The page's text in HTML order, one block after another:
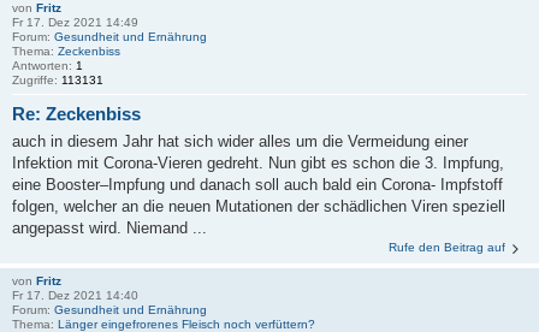
von Fritz
Fr 17. Dez 2021 14:49
Forum: Gesundheit und Ernährung
Thema: Zeckenbiss
Antworten: 1
Zugriffe: 113131
Re: Zeckenbiss
auch in diesem Jahr hat sich wider alles um die Vermeidung einer
Infektion mit Corona-Vieren gedreht. Nun gibt es schon die 3. Impfung,
eine Booster–Impfung und danach soll auch bald ein Corona- Impfstoff
folgen, welcher an die neuen Mutationen der schädlichen Viren speziell
angepasst wird. Niemand ...
Rufe den Beitrag auf
von Fritz
Fr 17. Dez 2021 14:40
Forum: Gesundheit und Ernährung
Thema: Länger eingefrorenes Fleisch noch verfüttern?